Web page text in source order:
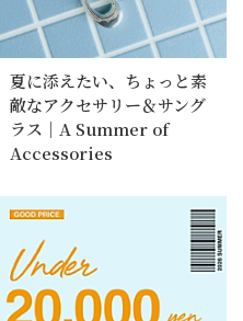
夏に添えたい、ちょっと素
敵なアクセサリー＆サング
ラス｜A Summer of
Accessories